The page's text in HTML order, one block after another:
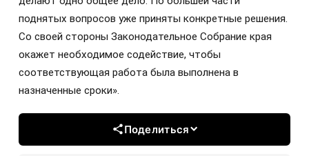
поднятых вопросов уже приняты конкретные решения.
Со своей стороны Законодательное Собрание края
окажет необходимое содействие, чтобы
соответствующая работа была выполнена в
назначенные сроки».
Поделиться